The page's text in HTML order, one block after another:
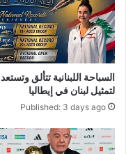
السباحة اللبنانية تتألق وتستعد
لتمثيل لبنان في إيطاليا
Published: 3 days ago